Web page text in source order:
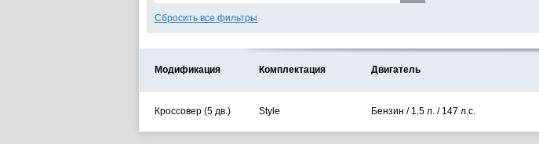
Сбросить все фильтры
Модификация Комплектация Двигатель
Кроссовер (5 дв.) Style Бензин / 1.5 л. / 147 л.с.